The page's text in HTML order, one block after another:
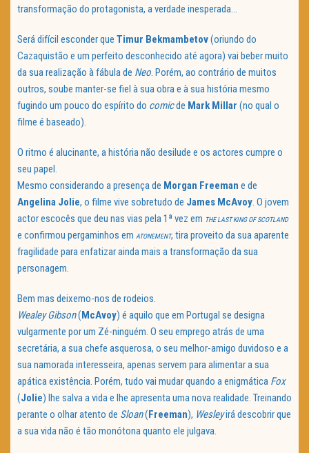
transformação do protagonista, a verdade inesperada…
Será difícil esconder que Timur Bekmambetov(oriundo do
Cazaquistão e um perfeito desconhecido até agora) vai beber muito
da sua realização à fábula de Neo. Porém, ao contrário de muitos
outros, soube manter-se fiel à sua obra e à sua história mesmo
fugindo um pouco do espírito do comicde Mark Millar (no qual o
filme é baseado).
O ritmo é alucinante, a história não desilude e os actores cumpre o
seu papel.
Mesmo considerando a presença de Morgan Freeman e de
Angelina Jolie, o filme vive sobretudo de James McAvoy. O jovem
actor escocês que deu nas vias pela 1ª vez em THE LAST KING OF SCOTLAND
e confirmou pergaminhos em ATONEMENT, tira proveito da sua aparente
fragilidade para enfatizar ainda mais a transformação da sua
personagem.
Bem mas deixemo-nos de rodeios.
Wealey Gibson(McAvoy) é aquilo que em Portugal se designa
vulgarmente por um Zé-ninguém. O seu emprego atrás de uma
secretária, a sua chefe asquerosa, o seu melhor-amigo duvidoso e a
sua namorada interesseira, apenas servem para alimentar a sua
apática existência. Porém, tudo vai mudar quando a enigmática Fox
(Jolie) lhe salva a vida e lhe apresenta uma nova realidade. Treinando
perante o olhar atento de Sloan(Freeman), Wesleyirá descobrir que
a sua vida não é tão monótona quanto ele julgava.